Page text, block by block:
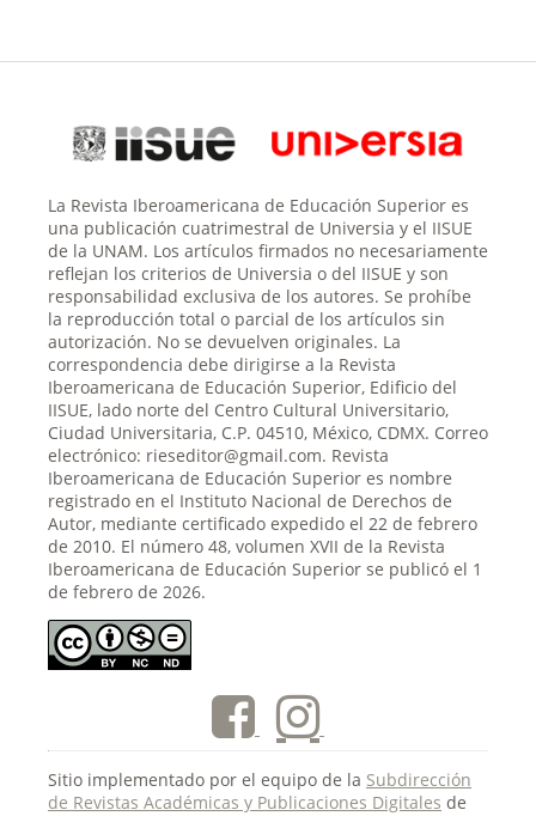
La Revista Iberoamericana de Educación Superior es
una publicación cuatrimestral de Universia y el IISUE
de la UNAM. Los artículos firmados no necesariamente
reflejan los criterios de Universia o del IISUE y son
responsabilidad exclusiva de los autores. Se prohíbe
la reproducción total o parcial de los artículos sin
autorización. No se devuelven originales. La
correspondencia debe dirigirse a la Revista
Iberoamericana de Educación Superior, Edificio del
IISUE, lado norte del Centro Cultural Universitario,
Ciudad Universitaria, C.P. 04510, México, CDMX. Correo
electrónico: rieseditor@gmail.com. Revista
Iberoamericana de Educación Superior es nombre
registrado en el Instituto Nacional de Derechos de
Autor, mediante certificado expedido el 22 de febrero
de 2010. El número 48, volumen XVII de la Revista
Iberoamericana de Educación Superior se publicó el 1
de febrero de 2026.
Sitio implementado por el equipo de la Subdirección
de Revistas Académicas y Publicaciones Digitales de